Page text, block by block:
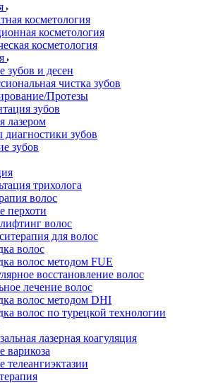
косметология
косметология
косметология
зубов и десен
чистка зубов
Протезы
зубов
лазером
зубов
зубов
трихолога
волос
перхоти
волос
для волос
волос
волос методом FUE
восстановление волос
лечение волос
волос методом DHI
волос по турецкой технологии
лазерная коагуляция
варикоза
телеангиэктазии